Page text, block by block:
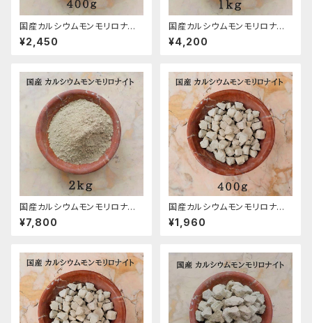
国産カルシウムモンモリロナイト
（カルシウムベントナイト）粉末/
400g
¥2,450
国産カルシウムモンモリロナイト
（カルシウムベントナイト）粉末/
１kg
¥4,200
国産カルシウムモンモリロナイト
（カルシウムベントナイト）粉末/
2kg
¥7,800
国産カルシウムモンモリロナイト
（カルシウムベントナイト）固形/
400g
¥1,960